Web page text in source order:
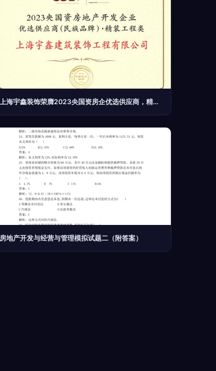
上海宇鑫装饰荣膺2023央国资房企优选供应商，精装工程领域再获权威认证
房地产开发与经营与管理模拟试题二（附答案）